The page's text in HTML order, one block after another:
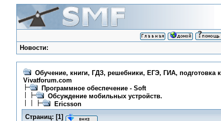
Новости:
Обучение, книги, ГДЗ, решебники, ЕГЭ, ГИА,
Vivatforum.com
Программное обеспечение - Soft
Обсуждение мобильных устройств.
Ericsson
Страниц:[1]